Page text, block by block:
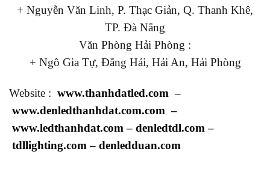
+ Nguyễn Văn Linh, P. Thạc Giản, Q. Thanh Khê,
TP. Đà Nẵng
Văn Phòng Hải Phòng :
+ Ngô Gia Tự, Đằng Hải, Hải An, Hải Phòng
Website : www.thanhdatled.com –
www.denledthanhdat.com.com –
www.ledthanhdat.com – denledtdl.com –
tdllighting.com – denledduan.com